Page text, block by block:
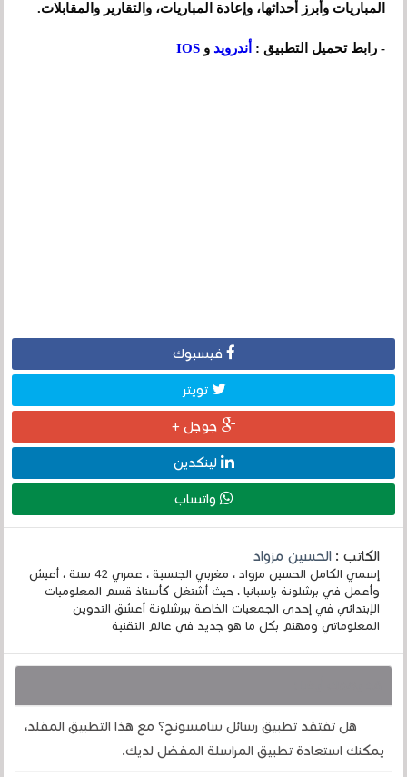
المباريات وأبرز أحداثها، وإعادة المباريات، والتقارير والمقابلات.
- رابط تحميل التطبيق : أندرويد وIOS
فيسبوك
تويتر
جوجل +
لينكدين
واتساب
الكاتب :الحسين مزواد
إسمي الكامل الحسين مزواد ، مغربي الجنسية ، عمري 42 سنة ، أعيش
وأعمل في برشلونة بإسبانيا ، حيث أشتغل كأستاذ قسم المعلوميات
الإبتدائي في إحدى الجمعيات الخاصة ببرشلونة أعشق التدوين
المعلوماتي ومهتم بكل ما هو جديد في عالم التقنية
هل تفتقد تطبيق رسائل سامسونج؟ مع هذا التطبيق المقلد،
يمكنك استعادة تطبيق المراسلة المفضل لديك.